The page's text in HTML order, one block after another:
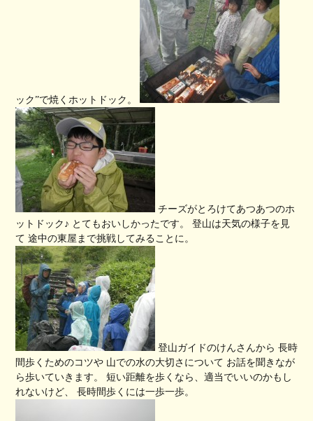
ック”で焼くホットドック。
チーズがとろけてあつあつのホ
ットドック♪ とてもおいしかったです。 登山は天気の様子を見
て 途中の東屋まで挑戦してみることに。
登山ガイドのけんさんから 長時
間歩くためのコツや 山での水の大切さについて お話を聞きなが
ら歩いていきます。 短い距離を歩くなら、適当でいいのかもし
れないけど、 長時間歩くには一歩一歩。